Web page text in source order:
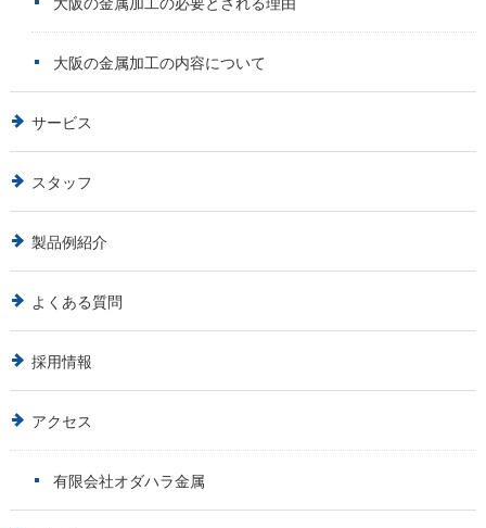
大阪の金属加工の内容について
サービス
スタッフ
製品例紹介
よくある質問
採用情報
アクセス
有限会社オダハラ金属